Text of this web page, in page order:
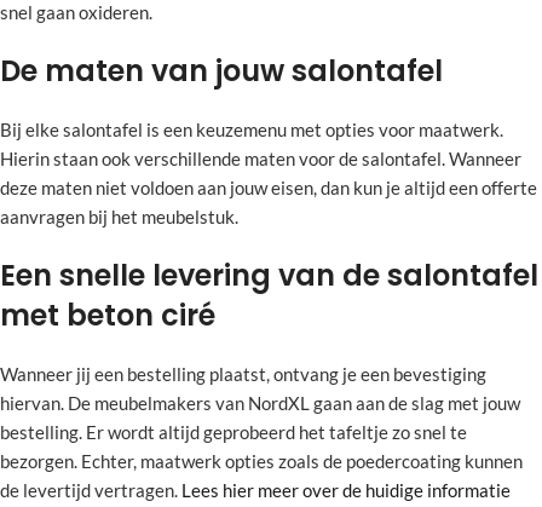
snel gaan oxideren.
De maten van jouw salontafel
Bij elke salontafel is een keuzemenu met opties voor maatwerk.
Hierin staan ook verschillende maten voor de salontafel. Wanneer
deze maten niet voldoen aan jouw eisen, dan kun je altijd een offerte
aanvragen bij het meubelstuk.
Een snelle levering van de salontafel
met beton ciré
Wanneer jij een bestelling plaatst, ontvang je een bevestiging
hiervan. De meubelmakers van NordXL gaan aan de slag met jouw
bestelling. Er wordt altijd geprobeerd het tafeltje zo snel te
bezorgen. Echter, maatwerk opties zoals de poedercoating kunnen
de levertijd vertragen. Lees hier meer over de huidige informatie